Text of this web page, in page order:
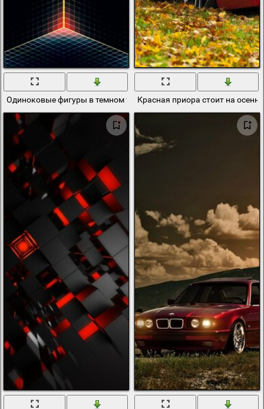
Одиноковые фигуры в темном тоне , уголки подсвечены
Красная приора стоит на